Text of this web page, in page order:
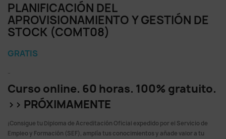
PLANIFICACIÓN DEL
APROVISIONAMIENTO Y GESTIÓN DE
STOCK (COMT08)
GRATIS
-
Curso online. 60 horas. 100% gratuito.
>> PRÓXIMAMENTE
¡Consigue tu Diploma de Acreditación Oficial expedido por el Servicio de
Empleo y Formación (SEF), amplía tus conocimientos y añade valor a tu